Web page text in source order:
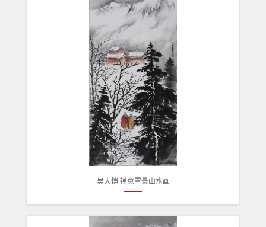
吴大恺 禅意雪景山水画